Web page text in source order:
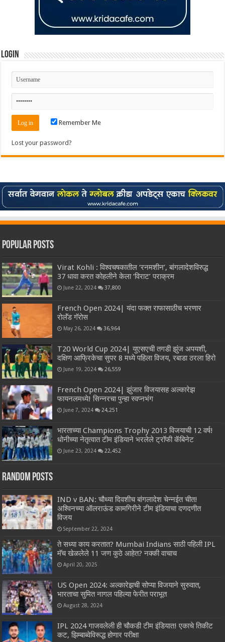
Login
Remember Me
Lost your password?
Popular Posts
Virat Kohli : विश्वचषकातील ‘रनमशीन’, बांगलादेशविरुद्ध
37 धावा करत कोहलीने केला ‘विराट’ पराक्रम
June 22, 2024 37,800
French Open 2024| यंदा फक्त राफासाठीच भरणार
रोलॅंड गॅरोस
May 26, 2024 36,964
T20 World Cup 2024| युएसएची तगडी झुंज अपयशी,
दक्षिण आफ्रिकेचा सुपर 8 मध्ये पहिला विजय, रबाडा ठरला हिरो
June 19, 2024 26,559
French Open 2024| झुंजार विजयासह अल्कारेझ
फायनलमध्ये! सिन्नरचा पुन्हा स्वप्नभंग
June 7, 2024 24,251
भारताच्या Champions Trophy 2013 विजयाची 12 वर्ष!
धोनीच्या नेतृत्वात टीम इंडियाने भरलेले ट्रॉफी कॅबिनेट
June 23, 2024 22,452
Random Posts
IND v BAN: चौथ्या दिवशीच बांगलादेश चेन्नईत चीत!
अश्विनच्या ऑलराऊंड कामगिरीने टीम इंडियाचा दणदणीत
विजय
September 22, 2024
ते सध्या काय करतात? Mumbai Indians साठी पहिली IPL
मॅच खेळलेले 11 जण कुठे आहेत? नक्की वाचाच
April 20, 2025
US Open 2024: अल्कारेझची सोप्या विजयाने सुरुवात,
भारताचा सुमित नागल पहिल्या फेरीत पराभूत
August 28, 2024
IPL 2024 गाजवलेली ही चौकडी टीम इंडियात! एकाचे तिकीट
कट, झिम्बाब्वेविरूद्ध होणार परीक्षा